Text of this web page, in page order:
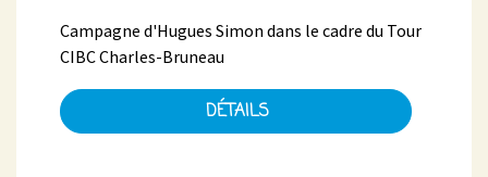
Campagne d'Hugues Simon dans le cadre du Tour
CIBC Charles-Bruneau
DÉTAILS